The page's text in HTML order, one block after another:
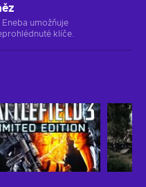
umožňuje
klíče.